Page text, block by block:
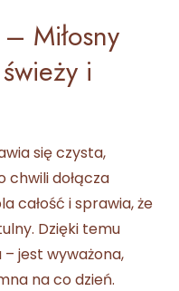
Miłosny
i
się czysta,
chwili dołącza
całość i sprawia, że
Dzięki temu
– jest wyważona,
na co dzień.